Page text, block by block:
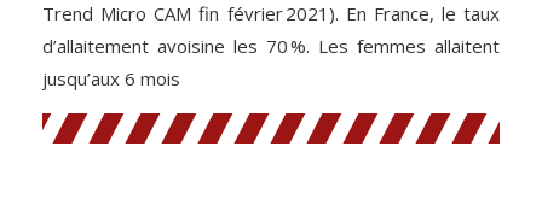
Trend Micro CAM fin février 2021). En France, le taux
d’allaitement avoisine les 70 %. Les femmes allaitent
jusqu’aux 6 mois